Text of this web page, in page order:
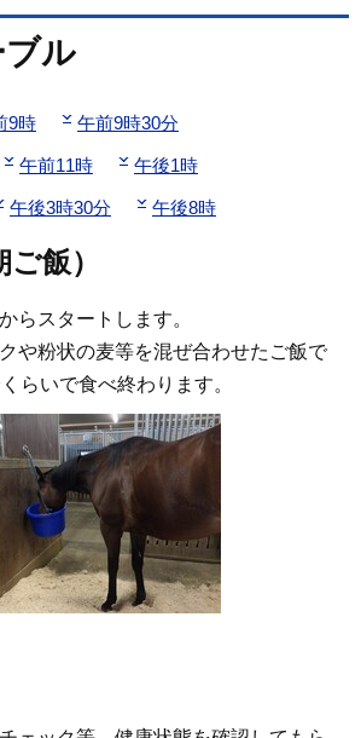
ル
9時 午前9時30分
午前11時 午後1時
午後3時30分 午後8時
飯）
らスタートします。
や粉状の麦等を混ぜ合わせたご飯で
らいで食べ終わります。